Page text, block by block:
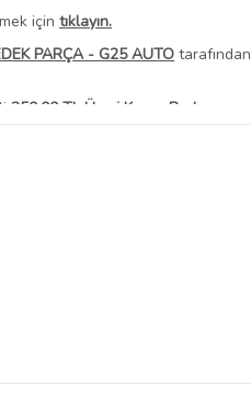
için tıklayın.
PARÇA - G25 AUTO tarafından
350,00 TL Üzeri Kargo Bedava